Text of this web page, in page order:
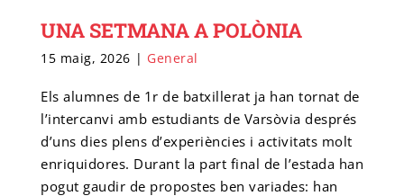
UNA SETMANA A POLÒNIA
15 maig, 2026 | General
Els alumnes de 1r de batxillerat ja han tornat de
l’intercanvi amb estudiants de Varsòvia després
d’uns dies plens d’experiències i activitats molt
enriquidores. Durant la part final de l’estada han
pogut gaudir de propostes ben variades: han